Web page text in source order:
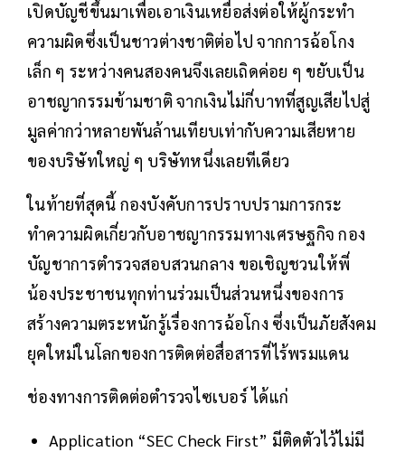
เปิดบัญชีขึ้นมาเพื่อเอาเงินเหยื่อส่งต่อให้ผู้กระทำ
ความผิดซึ่งเป็นชาวต่างชาติต่อไป จากการฉ้อโกง
เล็ก ๆ ระหว่างคนสองคนจึงเลยเถิดค่อย ๆ ขยับเป็น
อาชญากรรมข้ามชาติ จากเงินไม่กี่บาทที่สูญเสียไปสู่
มูลค่ากว่าหลายพันล้านเทียบเท่ากับความเสียหาย
ของบริษัทใหญ่ ๆ บริษัทหนึ่งเลยทีเดียว
ในท้ายที่สุดนี้ กองบังคับการปราบปรามการกระ
ทำความผิดเกี่ยวกับอาชญากรรมทางเศรษฐกิจ กอง
บัญชาการตำรวจสอบสวนกลาง ขอเชิญชวนให้พี่
น้องประชาชนทุกท่านร่วมเป็นส่วนหนึ่งของการ
สร้างความตระหนักรู้เรื่องการฉ้อโกง ซึ่งเป็นภัยสังคม
ยุคใหม่ในโลกของการติดต่อสื่อสารที่ไร้พรมแดน
ช่องทางการติดต่อตำรวจไซเบอร์ ได้แก่
Application “SEC Check First” มีติดตัวไว้ไม่มี